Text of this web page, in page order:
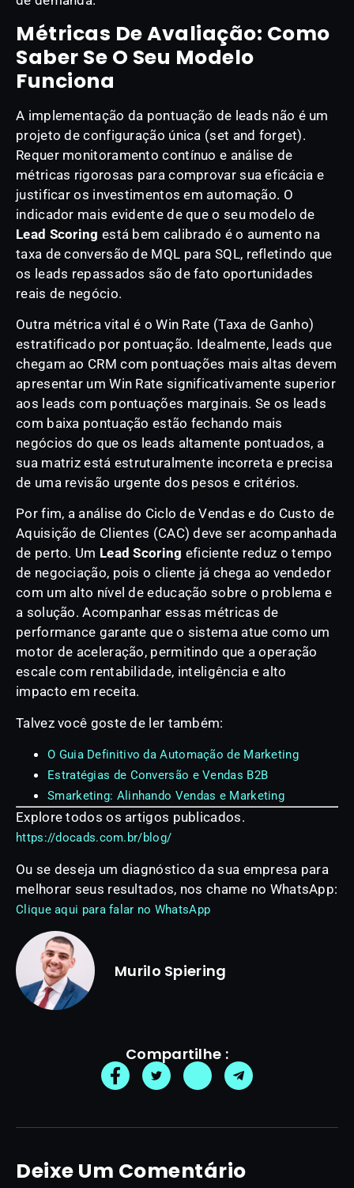
Métricas De Avaliação: Como
Saber Se O Seu Modelo
Funciona
A implementação da pontuação de leads não é um
projeto de configuração única (set and forget).
Requer monitoramento contínuo e análise de
métricas rigorosas para comprovar sua eficácia e
justificar os investimentos em automação. O
indicador mais evidente de que o seu modelo de
Lead Scoring está bem calibrado é o aumento na
taxa de conversão de MQL para SQL, refletindo que
os leads repassados são de fato oportunidades
reais de negócio.
Outra métrica vital é o Win Rate (Taxa de Ganho)
estratificado por pontuação. Idealmente, leads que
chegam ao CRM com pontuações mais altas devem
apresentar um Win Rate significativamente superior
aos leads com pontuações marginais. Se os leads
com baixa pontuação estão fechando mais
negócios do que os leads altamente pontuados, a
sua matriz está estruturalmente incorreta e precisa
de uma revisão urgente dos pesos e critérios.
Por fim, a análise do Ciclo de Vendas e do Custo de
Aquisição de Clientes (CAC) deve ser acompanhada
de perto. Um Lead Scoring eficiente reduz o tempo
de negociação, pois o cliente já chega ao vendedor
com um alto nível de educação sobre o problema e
a solução. Acompanhar essas métricas de
performance garante que o sistema atue como um
motor de aceleração, permitindo que a operação
escale com rentabilidade, inteligência e alto
impacto em receita.
Talvez você goste de ler também:
O Guia Definitivo da Automação de Marketing
Estratégias de Conversão e Vendas B2B
Smarketing: Alinhando Vendas e Marketing
Explore todos os artigos publicados.
https://docads.com.br/blog/
Ou se deseja um diagnóstico da sua empresa para
melhorar seus resultados, nos chame no WhatsApp:
Clique aqui para falar no WhatsApp
Murilo Spiering
Compartilhe :
Deixe Um Comentário